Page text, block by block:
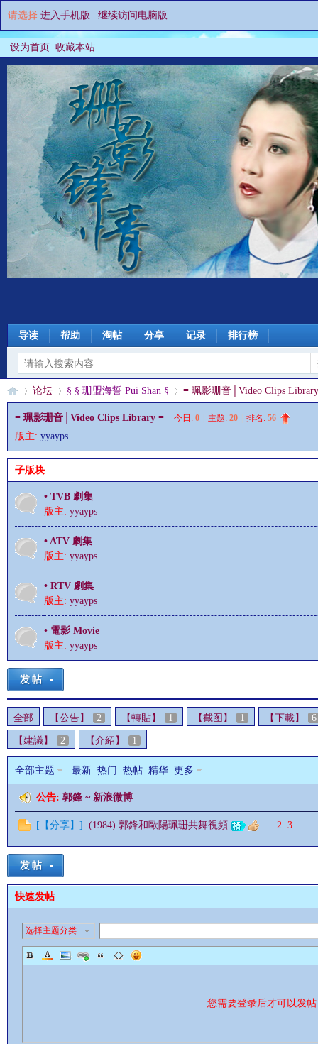
请选择 进入手机版 继续访问电脑版
设为首页 收藏本站
导读 帮助 淘帖 分享 记录 排行榜
§
珊
鋒
»
论坛
›
§ § 珊盟海誓 Pui Shan §
›
≡ 珮影珊音│Video Clips
≡ 珮影珊音│Video Clips Library ≡ 今日: 0 主题: 20 排名: 56
版主: yyayps
子版块
• TVB 劇集
版主: yyayps
• ATV 劇集
版主: yyayps
• RTV 劇集
版主: yyayps
• 電影 Movie
版主: yyayps
全部 【公告】 2 【轉貼】 1 【截图】 1 【下載】 6
【建議】 2 【介紹】 1
全部主题 最新 热门 热帖 精华 更多
公告: 郭鋒 ~ 新浪微博
[ 【分享】 ] (1984) 郭鋒和歐陽珮珊共舞視頻 ... 2 3
快速发帖
选择主题分类
您需要登录后才可以发